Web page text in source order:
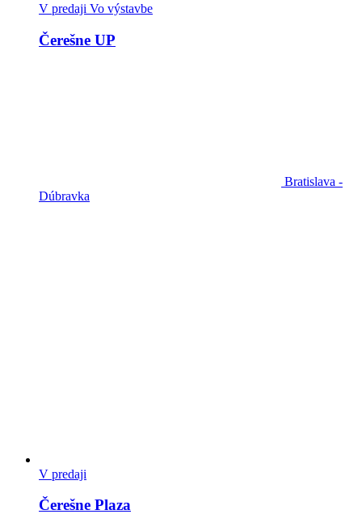
V predaji Vo výstavbe
Čerešne UP
Bratislava -
Dúbravka
V predaji
Čerešne Plaza